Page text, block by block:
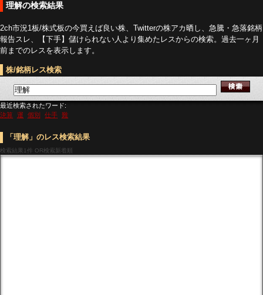
理解の検索結果
2ch市況1板/株式板の今買えば良い株、Twitterの株アカ晒し、急騰・急落銘柄
報告スレ、【下手】儲けられない人より集めたレスからの検索。過去一ヶ月
前までのレスを表示します。
株/銘柄レス検索
最近検索されたワード:
決算 運 個別 仕手 難
「理解」のレス検索結果
検索結果1件 OR検索新着順